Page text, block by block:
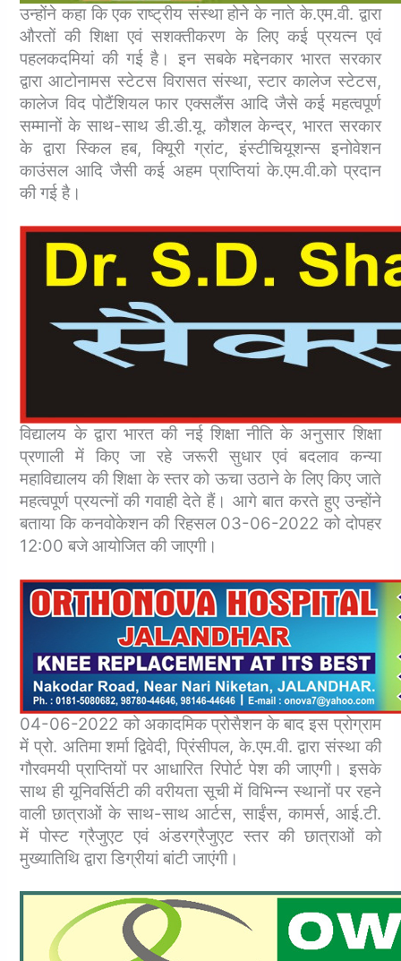
उन्होंने कहा कि एक राष्ट्रीय संस्था होने के नाते के.एम.वी. द्वारा
औरतों की शिक्षा एवं सशक्तीकरण के लिए कई प्रयत्न एवं
पहलकदमियां की गई है। इन सबके मद्देनकार भारत सरकार
द्वारा आटोनामस स्टेटस विरासत संस्था, स्टार कालेज स्टेटस,
कालेज विद पोटैंशियल फार एक्सलैंस आदि जैसे कई महत्वपूर्ण
सम्मानों के साथ-साथ डी.डी.यू. कौशल केन्द्र, भारत सरकार
के द्वारा स्किल हब, क्यिूरी ग्रांट, इंस्टीचियूशन्स इनोवेशन
काउंसल आदि जैसी कई अहम प्राप्तियां के.एम.वी.को प्रदान
की गई है।
विद्यालय के द्वारा भारत की नई शिक्षा नीति के अनुसार शिक्षा
प्रणाली में किए जा रहे जरूरी सुधार एवं बदलाव कन्या
महाविद्यालय की शिक्षा के स्तर को ऊचा उठाने के लिए किए जाते
महत्वपूर्ण प्रयत्नों की गवाही देते हैं। आगे बात करते हुए उन्होंने
बताया कि कनवोकेशन की रिहसल 03-06-2022 को दोपहर
12:00 बजे आयोजित की जाएगी।
04-06-2022 को अकादमिक प्रोसैशन के बाद इस प्रोग्राम
में प्रो. अतिमा शर्मा द्विवेदी, प्रिंसीपल, के.एम.वी. द्वारा संस्था की
गौरवमयी प्राप्तियों पर आधारित रिपोर्ट पेश की जाएगी। इसके
साथ ही यूनिवर्सिटी की वरीयता सूची में विभिन्न स्थानों पर रहने
वाली छात्राओं के साथ-साथ आर्टस, साईंस, कामर्स, आई.टी.
में पोस्ट ग्रैजुएट एवं अंडरग्रैजुएट स्तर की छात्राओं को
मुख्यातिथि द्वारा डिग्रीयां बांटी जाएंगी।